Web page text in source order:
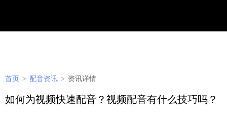
首页 > 配音资讯 > 资讯详情
如何为视频快速配音？视频配音有什么技巧吗？